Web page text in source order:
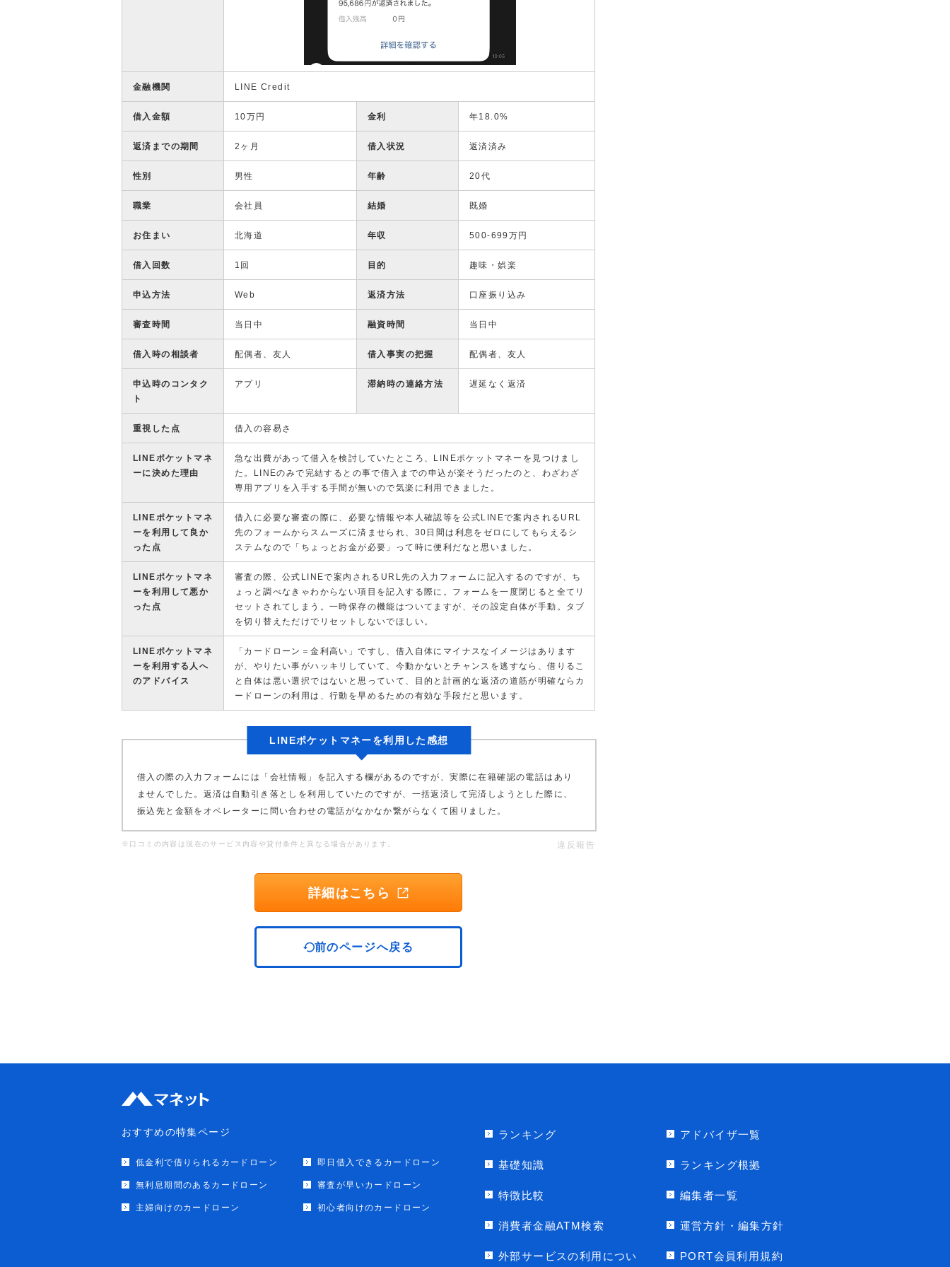
金融機関 LINE Credit
借入金額 10万円 金利 年18.0%
返済までの期間 2ヶ月 借入状況 返済済み
性別 男性 年齢 20代
職業 会社員 結婚 既婚
お住まい 北海道 年収 500-699万円
借入回数 1回 目的 趣味・娯楽
申込方法 Web 返済方法 口座振り込み
審査時間 当日中 融資時間 当日中
借入時の相談者 配偶者、友人 借入事実の把握 配偶者、友人
申込時のコンタク
ト
アプリ 滞納時の連絡方法 遅延なく返済
重視した点 借入の容易さ
LINEポケットマネ
ーに決めた理由
急な出費があって借入を検討していたところ、LINEポケットマネーを見つけまし
た。LINEのみで完結するとの事で借入までの申込が楽そうだったのと、わざわざ
専用アプリを入手する手間が無いので気楽に利用できました。
LINEポケットマネ
ーを利用して良か
った点
借入に必要な審査の際に、必要な情報や本人確認等を公式LINEで案内されるURL
先のフォームからスムーズに済ませられ、30日間は利息をゼロにしてもらえるシ
ステムなので「ちょっとお金が必要」って時に便利だなと思いました。
LINEポケットマネ
ーを利用して悪か
った点
審査の際、公式LINEで案内されるURL先の入力フォームに記入するのですが、ち
ょっと調べなきゃわからない項目を記入する際に。フォームを一度閉じると全てリ
セットされてしまう。一時保存の機能はついてますが、その設定自体が手動。タブ
を切り替えただけでリセットしないでほしい。
LINEポケットマネ
ーを利用する人へ
のアドバイス
「カードローン＝金利高い」ですし、借入自体にマイナスなイメージはあります
が、やりたい事がハッキリしていて、今動かないとチャンスを逃すなら、借りるこ
と自体は悪い選択ではないと思っていて、目的と計画的な返済の道筋が明確ならカ
ードローンの利用は、行動を早めるための有効な手段だと思います。
LINEポケットマネーを利用した感想
借入の際の入力フォームには「会社情報」を記入する欄があるのですが、実際に在籍確認の電話はあり
ませんでした。返済は自動引き落としを利用していたのですが、一括返済して完済しようとした際に、
振込先と金額をオペレーターに問い合わせの電話がなかなか繋がらなくて困りました。
※口コミの内容は現在のサービス内容や貸付条件と異なる場合があります。 違反報告
詳細はこちら
前のページへ戻る
おすすめの特集ページ
低金利で借りられるカードローン 即日借入できるカードローン
無利息期間のあるカードローン 審査が早いカードローン
主婦向けのカードローン 初心者向けのカードローン
ランキング
基礎知識
特徴比較
消費者金融ATM検索
外部サービスの利用につい
アドバイザ一覧
ランキング根拠
編集者一覧
運営方針・編集方針
PORT会員利用規約